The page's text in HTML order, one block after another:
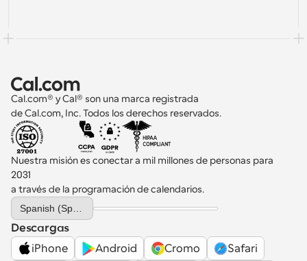
Cal.com® y Cal® son una marca registrada
de Cal.com, Inc. Todos los derechos reservados.
Nuestra misión es conectar a mil millones de personas para
2031
a través de la programación de calendarios.
Select Language
Descargas
iPhone
Android Cromo
Safari